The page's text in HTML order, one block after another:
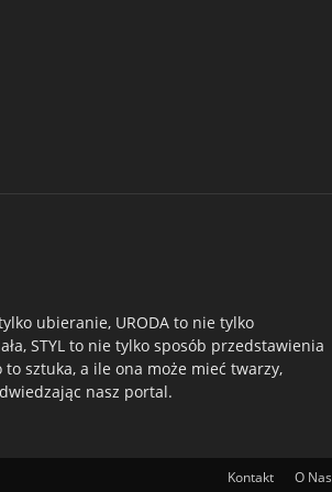
ubieranie, URODA to nie tylko
STYL to nie tylko sposób przedstawienia
to sztuka, a ile ona może mieć twarzy,
nasz portal.
Kontakt O Nas